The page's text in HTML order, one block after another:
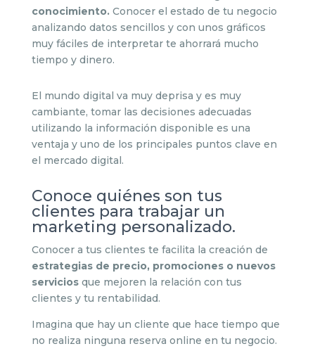
conocimiento.Conocer el estado de tu negocio
analizando datos sencillos y con unos gráficos
muy fáciles de interpretar te ahorrará mucho
tiempo y dinero.
El mundo digital va muy deprisa y es muy
cambiante, tomar las decisiones adecuadas
utilizando la información disponible es una
ventaja y uno de los principales puntos clave en
el mercado digital.
Conoce quiénes son tus
clientes para trabajar un
marketing personalizado.
Conocer a tus clientes te facilita la creación de
estrategias de precio, promociones o nuevos
serviciosque mejoren la relación con tus
clientes y tu rentabilidad.
Imagina que hay un cliente que hace tiempo que
no realiza ninguna reserva online en tu negocio.